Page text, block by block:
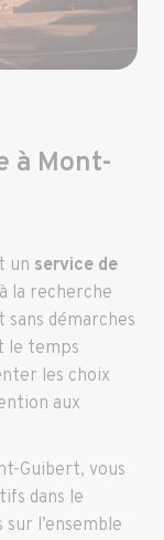
à Mont-
un service de
la recherche
démarches
le temps
les choix
aux
Guibert, vous
dans le
l’ensemble